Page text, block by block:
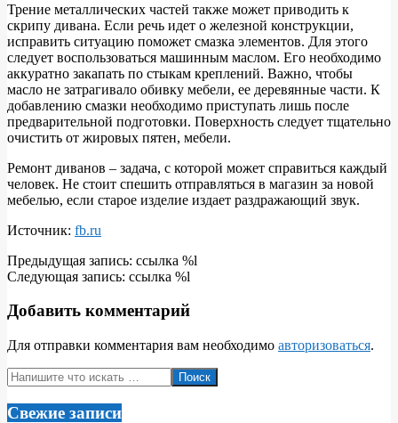
Трение металлических частей также может приводить к
скрипу дивана. Если речь идет о железной конструкции,
исправить ситуацию поможет смазка элементов. Для этого
следует воспользоваться машинным маслом. Его необходимо
аккуратно закапать по стыкам креплений. Важно, чтобы
масло не затрагивало обивку мебели, ее деревянные части. К
добавлению смазки необходимо приступать лишь после
предварительной подготовки. Поверхность следует тщательно
очистить от жировых пятен, мебели.
Ремонт диванов – задача, с которой может справиться каждый
человек. Не стоит спешить отправляться в магазин за новой
мебелью, если старое изделие издает раздражающий звук.
Источник: fb.ru
2018-
11-
Предыдущая запись: ссылка %l
Следующая запись: ссылка %l
Добавить комментарий
Для отправки комментария вам необходимо авторизоваться.
Поиск
Свежие записи